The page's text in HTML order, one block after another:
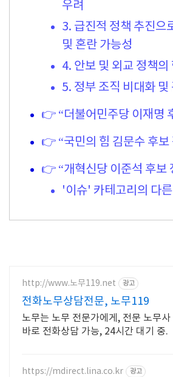
우려
3. 급진적 정책 추진으
및 혼란 가능성
4. 안보 및 외교 정책의
5. 정부 조직 비대화 및
👉 “더불어민주당 이재명
👉 “국민의 힘 김문수 후보
👉 “개혁신당 이준석 후보
'이슈' 카테고리의 다
http://www.노무119.net 광고
전화노무상담전문, 노무119
노무는 노무 전문가에게, 전문 노무사
바로 전화상담 가능, 24시간 대기 중.
https://mdirect.lina.co.kr 광고